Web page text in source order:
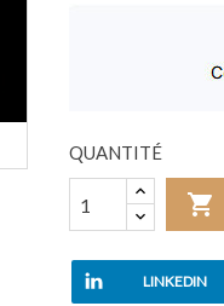
QUANTITÉ

LINKEDIN